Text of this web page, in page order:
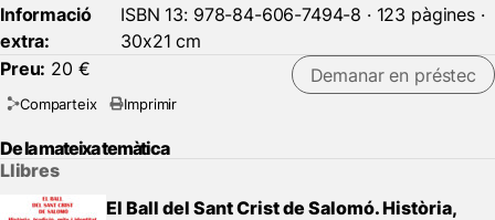
Informació
extra:
ISBN 13: 978-84-606-7494-8 · 123 pàgines ·
30x21 cm
Preu: 20 € Demanar en préstec
Comparteix Imprimir
De la mateixa temàtica
Llibres
El Ball del Sant Crist de Salomó. Història,